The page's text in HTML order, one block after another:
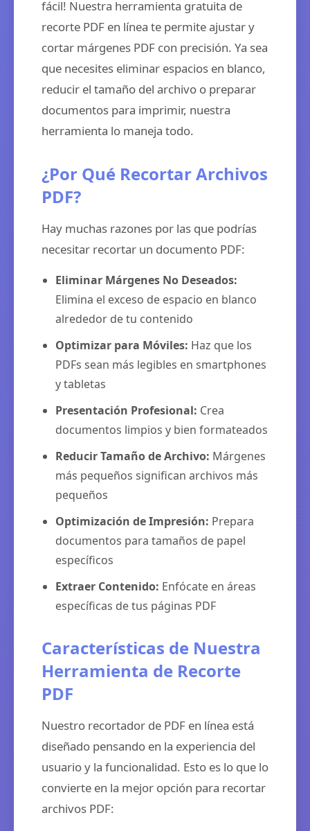
fácil! Nuestra herramienta gratuita de
recorte PDF en línea te permite ajustar y
cortar márgenes PDF con precisión. Ya sea
que necesites eliminar espacios en blanco,
reducir el tamaño del archivo o preparar
documentos para imprimir, nuestra
herramienta lo maneja todo.
¿Por Qué Recortar Archivos
PDF?
Hay muchas razones por las que podrías
necesitar recortar un documento PDF:
Eliminar Márgenes No Deseados:
Elimina el exceso de espacio en blanco
alrededor de tu contenido
Optimizar para Móviles: Haz que los
PDFs sean más legibles en smartphones
y tabletas
Presentación Profesional: Crea
documentos limpios y bien formateados
Reducir Tamaño de Archivo: Márgenes
más pequeños significan archivos más
pequeños
Optimización de Impresión: Prepara
documentos para tamaños de papel
específicos
Extraer Contenido: Enfócate en áreas
específicas de tus páginas PDF
Características de Nuestra
Herramienta de Recorte
PDF
Nuestro recortador de PDF en línea está
diseñado pensando en la experiencia del
usuario y la funcionalidad. Esto es lo que lo
convierte en la mejor opción para recortar
archivos PDF: